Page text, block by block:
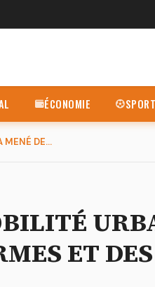
ÉCONOMIE
AMÉLIORATION DE LA MOBILITÉ URBAINE : L’ÉTAT A MENÉ DES RÉFO...
ET